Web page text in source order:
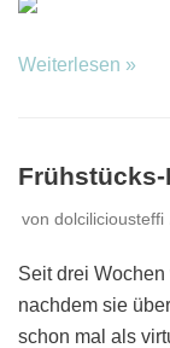
Weiterlesen »
von dolciliciousteffi
Seit drei Wochen
nachdem sie
schon mal als